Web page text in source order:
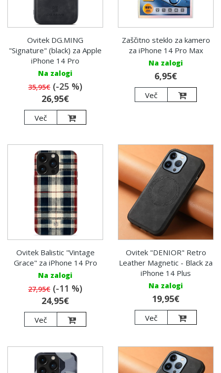
Ovitek DG.MING
"Signature" (black) za Apple
iPhone 14 Pro
Na zalogi
35,95€ (-25 %)
26,95€
Več
Zaščitno steklo za kamero
za iPhone 14 Pro Max
Na zalogi
6,95€
Več
Ovitek Balistic "Vintage
Grace" za iPhone 14 Pro
Na zalogi
27,95€ (-11 %)
24,95€
Več
Ovitek "DENIOR" Retro
Leather Magnetic - Black za
iPhone 14 Plus
Na zalogi
19,95€
Več